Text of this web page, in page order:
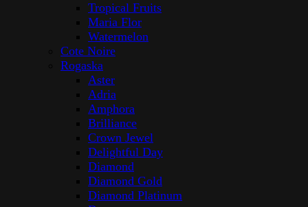
Tropical Fruits
Maria Flor
Watermelon
Cote Noire
Rogaska
Aster
Adria
Amphora
Brilliance
Crown Jewel
Delightful Day
Diamond
Diamond Gold
Diamond Platinum